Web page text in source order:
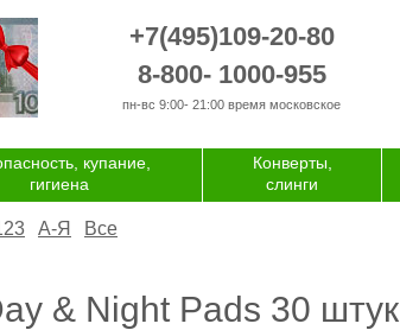
+7(495)109-20-80
8-800- 1000-955
пн-вс 9:00- 21:00 время московское
купание,
гигиена
Конверты,
слинги
А-Я Все
& Night Pads 30 штук